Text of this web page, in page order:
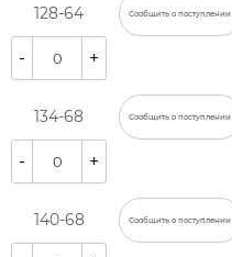
128-64 Сообщить о поступлении
- +
134-68 Сообщить о поступлении
- +
140-68 Сообщить о поступлении